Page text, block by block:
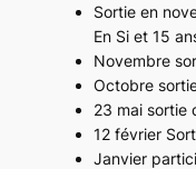
Sortie en
En Si et 15
Novembre
Octobre
23 mai sortie
12 février
Janvier